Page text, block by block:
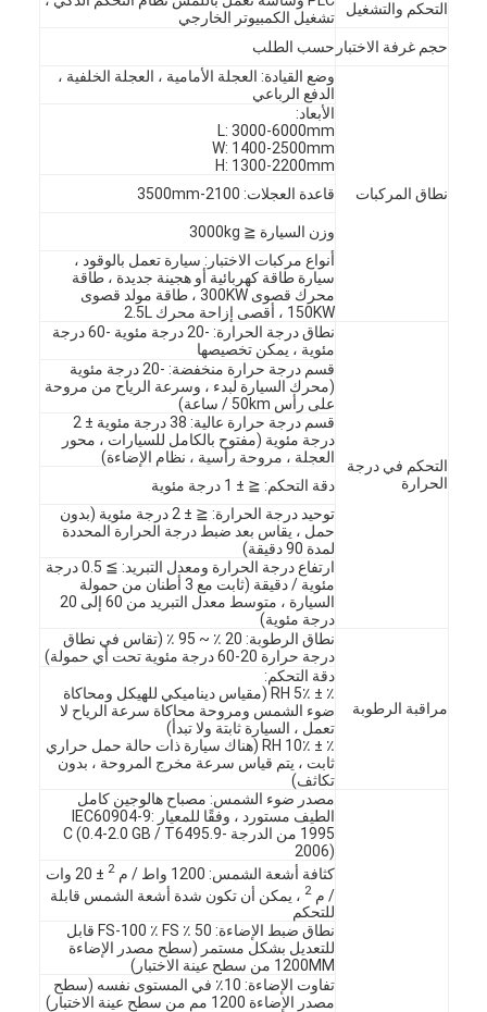
بطارية اختبار المعدات
معدات الاختبار للمختبر الكهربائي
تبديل اختبار الحياة
الصمام معدات الاختبار
معدات اختبار دخول الماء
بيئيّ إختبار غرفة
غرفة اختبار القابلية للاشتعال
معدات اختبار الأجهزة الطبية
التحكم والتشغيل
تشغيل الكمبيوتر الخارجي
حجم غرفة الاختبار حسب الطلب
نطاق المركبات
وضع القيادة: العجلة الأمامية ، العجلة الخلفية ،
الدفع الرباعي
الأبعاد:
L: 3000-6000mm
W: 1400-2500mm
H: 1300-2200mm
قاعدة العجلات: 2100-3500mm
وزن السيارة ≦ 3000kg
أنواع مركبات الاختبار: سيارة تعمل بالوقود ،
سيارة طاقة كهربائية أو هجينة جديدة ، طاقة
محرك قصوى 300KW ، طاقة مولد قصوى
150KW ، أقصى إزاحة محرك 2.5L
التحكم في درجة
الحرارة
نطاق درجة الحرارة: -20 درجة مئوية -60 درجة
مئوية ، يمكن تخصيصها
قسم درجة حرارة منخفضة: -20 درجة مئوية
(محرك السيارة لبدء ، وسرعة الرياح من مروحة
على رأس 50km / ساعة)
قسم درجة حرارة عالية: 38 درجة مئوية ± 2
درجة مئوية (مفتوح بالكامل للسيارات ، محور
العجلة ، مروحة رأسية ، نظام الإضاءة)
دقة التحكم: ≦ ± 1 درجة مئوية
توحيد درجة الحرارة: ≦ ± 2 درجة مئوية (بدون
حمل ، يقاس بعد ضبط درجة الحرارة المحددة
لمدة 90 دقيقة)
ارتفاع درجة الحرارة ومعدل التبريد: ≧ 0.5 درجة
مئوية / دقيقة (ثابت مع 3 أطنان من حمولة
السيارة ، متوسط ​​معدل التبريد من 60 إلى 20
درجة مئوية)
مراقبة الرطوبة
نطاق الرطوبة: 20 ٪ ~ 95 ٪ (تقاس في نطاق
درجة حرارة 20-60 درجة مئوية تحت أي حمولة)
دقة التحكم:
٪ ± 5٪ RH (مقياس ديناميكي للهيكل ومحاكاة
ضوء الشمس ومروحة محاكاة سرعة الرياح لا
تعمل ، السيارة ثابتة ولا تبدأ)
٪ ± 10٪ RH (هناك سيارة ذات حالة حمل حراري
ثابت ، يتم قياس سرعة مخرج المروحة ، بدون
تكاثف)
مصدر ضوء الشمس: مصباح هالوجين كامل
الطيف مستورد ، وفقًا للمعيار IEC60904-9:
1995 من الدرجة C (0.4-2.0 GB / T6495.9-
2006)
كثافة أشعة الشمس: 1200 واط / م
2
± 20 وات
/ م2 ، يمكن أن تكون شدة أشعة الشمس قابلة
للتحكم
نطاق ضبط الإضاءة: 50 ٪ FS-100 ٪ FS قابل
للتعديل بشكل مستمر (سطح مصدر الإضاءة
1200MM من سطح عينة الاختبار)
تفاوت الإضاءة: 10٪ في المستوى نفسه (سطح
مصدر الإضاءة 1200 مم من سطح عينة الاختبار)